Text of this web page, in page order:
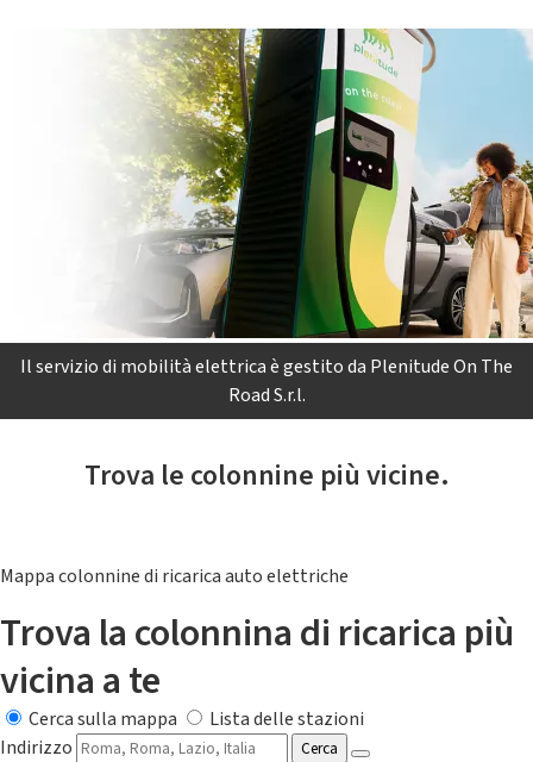
Il servizio di mobilità elettrica è gestito da Plenitude On The
Road S.r.l.
Trova le colonnine più vicine.
Mappa colonnine di ricarica auto elettriche
Trova la colonnina di ricarica più
vicina a te
Cerca sulla mappa
Lista delle stazioni
Indirizzo
Cerca